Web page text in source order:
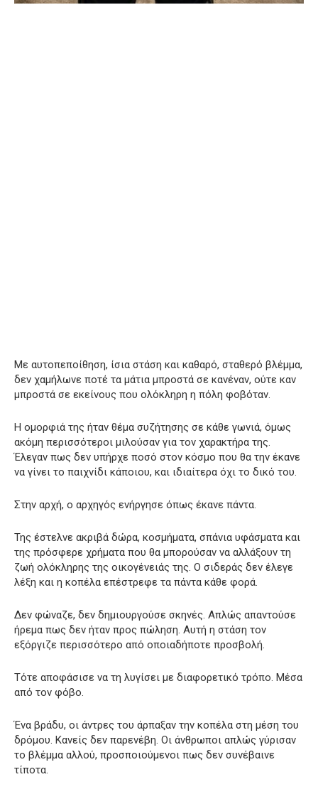
Με αυτοπεποίθηση, ίσια στάση και καθαρό, σταθερό βλέμμα,
δεν χαμήλωνε ποτέ τα μάτια μπροστά σε κανέναν, ούτε καν
μπροστά σε εκείνους που ολόκληρη η πόλη φοβόταν.
Η ομορφιά της ήταν θέμα συζήτησης σε κάθε γωνιά, όμως
ακόμη περισσότεροι μιλούσαν για τον χαρακτήρα της.
Έλεγαν πως δεν υπήρχε ποσό στον κόσμο που θα την έκανε
να γίνει το παιχνίδι κάποιου, και ιδιαίτερα όχι το δικό του.
Στην αρχή, ο αρχηγός ενήργησε όπως έκανε πάντα.
Της έστελνε ακριβά δώρα, κοσμήματα, σπάνια υφάσματα και
της πρόσφερε χρήματα που θα μπορούσαν να αλλάξουν τη
ζωή ολόκληρης της οικογένειάς της. Ο σιδεράς δεν έλεγε
λέξη και η κοπέλα επέστρεφε τα πάντα κάθε φορά.
Δεν φώναζε, δεν δημιουργούσε σκηνές. Απλώς απαντούσε
ήρεμα πως δεν ήταν προς πώληση. Αυτή η στάση τον
εξόργιζε περισσότερο από οποιαδήποτε προσβολή.
Τότε αποφάσισε να τη λυγίσει με διαφορετικό τρόπο. Μέσα
από τον φόβο.
Ένα βράδυ, οι άντρες του άρπαξαν την κοπέλα στη μέση του
δρόμου. Κανείς δεν παρενέβη. Οι άνθρωποι απλώς γύρισαν
το βλέμμα αλλού, προσποιούμενοι πως δεν συνέβαινε
τίποτα.